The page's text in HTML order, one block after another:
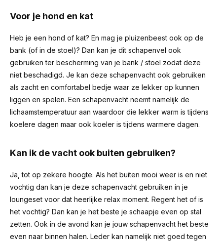
Voor je hond en kat
Heb je een hond of kat? En mag je pluizenbeest ook op de
bank (of in de stoel)? Dan kan je dit schapenvel ook
gebruiken ter bescherming van je bank / stoel zodat deze
niet beschadigd. Je kan deze schapenvacht ook gebruiken
als zacht en comfortabel bedje waar ze lekker op kunnen
liggen en spelen. Een schapenvacht neemt namelijk de
lichaamstemperatuur aan waardoor die lekker warm is tijdens
koelere dagen maar ook koeler is tijdens warmere dagen.
Kan ik de vacht ook buiten gebruiken?
Ja, tot op zekere hoogte. Als het buiten mooi weer is en niet
vochtig dan kan je deze schapenvacht gebruiken in je
loungeset voor dat heerlijke relax moment. Regent het of is
het vochtig? Dan kan je het beste je schaapje even op stal
zetten. Ook in de avond kan je jouw schapenvacht het beste
even naar binnen halen. Leder kan namelijk niet goed tegen